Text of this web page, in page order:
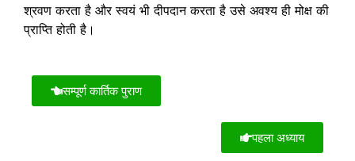
श्रवण करता है और स्वयं भी दीपदान करता है उसे अवश्य ही मोक्ष की
प्राप्ति होती है।
सम्पूर्ण कार्तिक पुराण
पहला अध्याय